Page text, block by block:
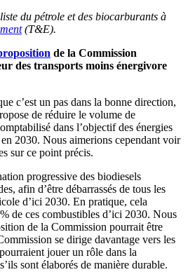
du pétrole et des biocarburants à
(T&E).
de la Commission
des transports moins énergivore
c’est un pas dans la bonne direction,
de réduire le volume de
dans l’objectif des énergies
2030. Nous aimerions cependant voir
sur ce point précis.
progressive des biodiesels
afin d’être débarrassés de tous les
d’ici 2030. En pratique, cela
de ces combustibles d’ici 2030. Nous
de la Commission pourrait être
se dirige davantage vers les
jouer un rôle dans la
sont élaborés de manière durable.